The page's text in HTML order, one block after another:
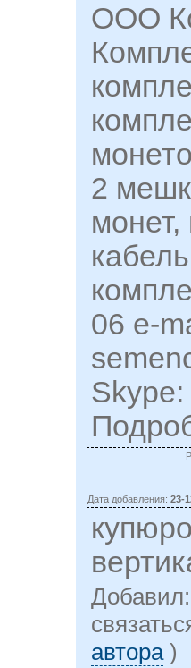
ООО
2
06 e-
Дата добавления:23-
автора)